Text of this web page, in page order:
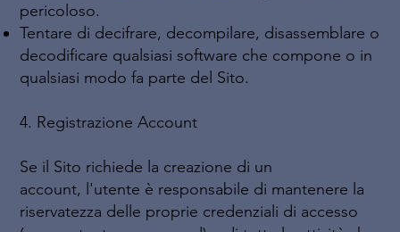
pericoloso.
Tentare di decifrare, decompilare, disassemblare o
decodificare qualsiasi software che compone o in
qualsiasi modo fa parte del Sito.
4. Registrazione Account
Se il Sito richiede la creazione di un
account, l'utente è responsabile di mantenere la
riservatezza delle proprie credenziali di accesso